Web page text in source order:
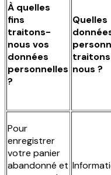
À quelles
fins
traitons-
nous vos
données
personnelles
?
Quelles
nous ?
Pour
enregistrer
votre panier
abandonné et